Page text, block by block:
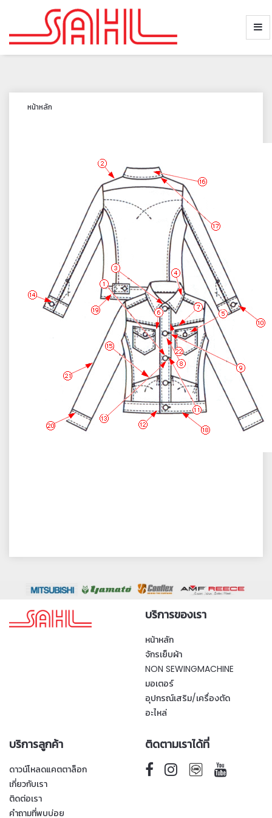
หน้าหลัก
บริการของเรา
หน้าหลัก
จักรเย็บผ้า
NON SEWINGMACHINE
มอเตอร์
อุปกรณ์เสริม/เครื่องตัด
อะไหล่
บริการลูกค้า
ดาวน์โหลดแคตตาล็อก
เกี่ยวกับเรา
ติดต่อเรา
คำถามที่พบบ่อย
ติดตามเราได้ที่